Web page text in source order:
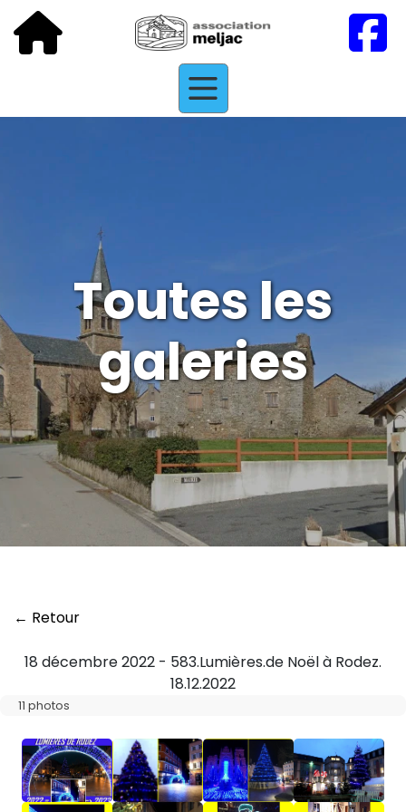
Toutes les
galeries
← Retour
18 décembre 2022 - 583.Lumières.de Noël à Rodez.
18.12.2022
11 photos